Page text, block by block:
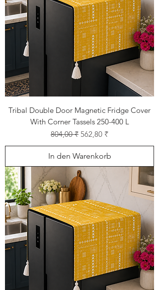
Tribal Double Door Magnetic Fridge Cover
With Corner Tassels 250-400 L
Standardpreis
804,00 ₹ Sale-Preis
562,80 ₹
In den Warenkorb